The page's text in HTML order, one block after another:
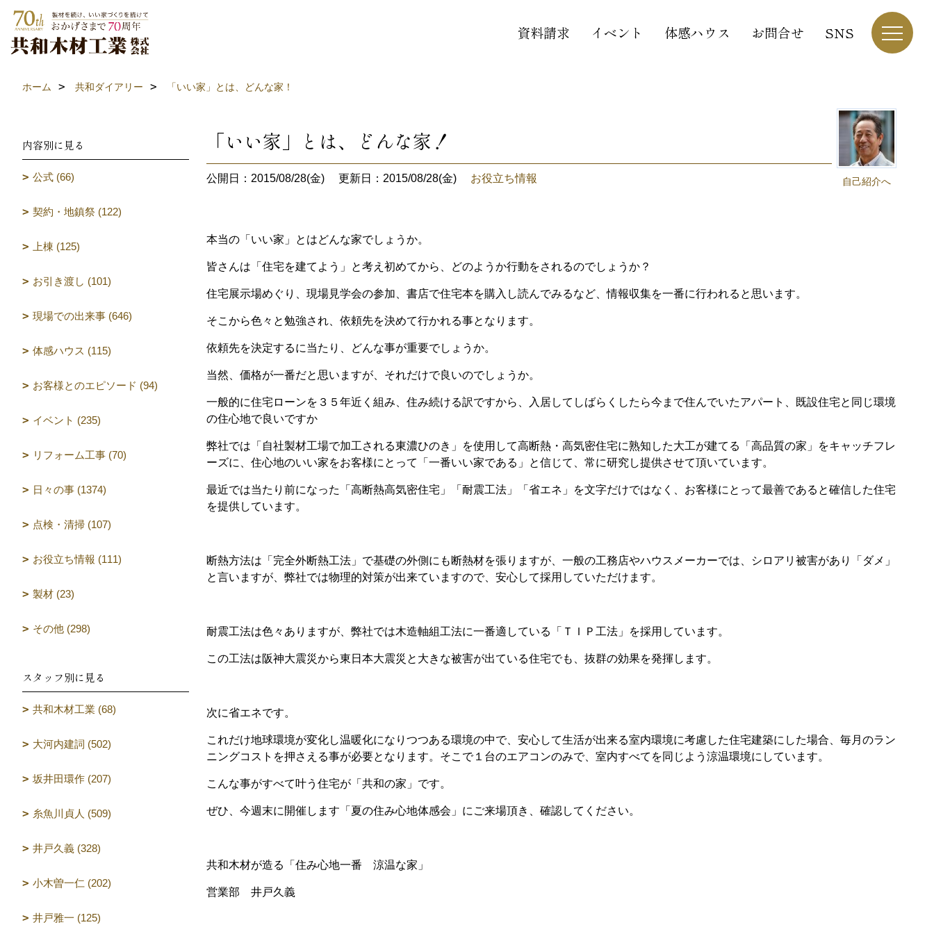
資料請求 イベント 体感ハウス お問合せ SNS
ホーム 共和ダイアリー 「いい家」とは、どんな家！
自己紹介へ
「いい家」とは、どんな家！
公開日：2015/08/28(金) 更新日：2015/08/28(金) お役立ち情報
本当の「いい家」とはどんな家でしょうか。
皆さんは「住宅を建てよう」と考え初めてから、どのようか行動をされるのでしょうか？
住宅展示場めぐり、現場見学会の参加、書店で住宅本を購入し読んでみるなど、情報収集を一番に行われると思います。
そこから色々と勉強され、依頼先を決めて行かれる事となります。
依頼先を決定するに当たり、どんな事が重要でしょうか。
当然、価格が一番だと思いますが、それだけで良いのでしょうか。
一般的に住宅ローンを３５年近く組み、住み続ける訳ですから、入居してしばらくしたら今まで住んでいたアパート、既設住宅と同じ環境
の住心地で良いですか
弊社では「自社製材工場で加工される東濃ひのき」を使用して高断熱・高気密住宅に熟知した大工が建てる「高品質の家」をキャッチフレ
ーズに、住心地のいい家をお客様にとって「一番いい家である」と信じて、常に研究し提供させて頂いています。
最近では当たり前になった「高断熱高気密住宅」「耐震工法」「省エネ」を文字だけではなく、お客様にとって最善であると確信した住宅
を提供しています。
断熱方法は「完全外断熱工法」で基礎の外側にも断熱材を張りますが、一般の工務店やハウスメーカーでは、シロアリ被害があり「ダメ」
と言いますが、弊社では物理的対策が出来ていますので、安心して採用していただけます。
耐震工法は色々ありますが、弊社では木造軸組工法に一番適している「ＴＩＰ工法」を採用しています。
この工法は阪神大震災から東日本大震災と大きな被害が出ている住宅でも、抜群の効果を発揮します。
次に省エネです。
これだけ地球環境が変化し温暖化になりつつある環境の中で、安心して生活が出来る室内環境に考慮した住宅建築にした場合、毎月のラン
ニングコストを押さえる事が必要となります。そこで１台のエアコンのみで、室内すべてを同じよう涼温環境にしています。
こんな事がすべて叶う住宅が「共和の家」です。
ぜひ、今週末に開催します「夏の住み心地体感会」にご来場頂き、確認してください。
共和木材が造る「住み心地一番 涼温な家」
営業部 井戸久義
内容別に見る
公式 (66)
契約・地鎮祭 (122)
上棟 (125)
お引き渡し (101)
現場での出来事 (646)
体感ハウス (115)
お客様とのエピソード (94)
イベント (235)
リフォーム工事 (70)
日々の事 (1374)
点検・清掃 (107)
お役立ち情報 (111)
製材 (23)
その他 (298)
スタッフ別に見る
共和木材工業 (68)
大河内建詞 (502)
坂井田環作 (207)
糸魚川貞人 (509)
井戸久義 (328)
小木曽一仁 (202)
井戸雅一 (125)